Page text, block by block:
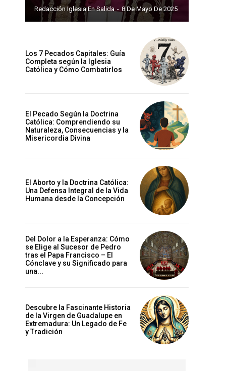
Redacción Iglesia En Salida - 8 De Mayo De 2025
Los 7 Pecados Capitales: Guía
Completa según la Iglesia
Católica y Cómo Combatirlos
El Pecado Según la Doctrina
Católica: Comprendiendo su
Naturaleza, Consecuencias y la
Misericordia Divina
El Aborto y la Doctrina Católica:
Una Defensa Integral de la Vida
Humana desde la Concepción
Del Dolor a la Esperanza: Cómo
se Elige al Sucesor de Pedro
tras el Papa Francisco – El
Cónclave y su Significado para
una...
Descubre la Fascinante Historia
de la Virgen de Guadalupe en
Extremadura: Un Legado de Fe
y Tradición